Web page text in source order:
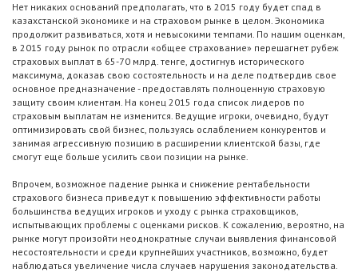
Нет никаких оснований предполагать, что в 2015 году будет спад в
казахстанской экономике и на страховом рынке в целом. Экономика
продолжит развиваться, хотя и невысокими темпами. По нашим оценкам,
в 2015 году рынок по отрасли «общее страхование» перешагнет рубеж
страховых выплат в 65-70 млрд. тенге, достигнув исторического
максимума, доказав свою состоятельность и на деле подтвердив свое
основное предназначение - предоставлять полноценную страховую
защиту своим клиентам. На конец 2015 года список лидеров по
страховым выплатам не изменится. Ведущие игроки, очевидно, будут
оптимизировать свой бизнес, пользуясь ослаблением конкурентов и
занимая агрессивную позицию в расширении клиентской базы, где
смогут еще больше усилить свои позиции на рынке.
Впрочем, возможное падение рынка и снижение рентабельности
страхового бизнеса приведут к повышению эффективности работы
большинства ведущих игроков и уходу с рынка страховщиков,
испытывающих проблемы с оценками рисков. К сожалению, вероятно, на
рынке могут произойти неоднократные случаи выявления финансовой
несостоятельности и среди крупнейших участников, возможно, будет
наблюдаться увеличение числа случаев нарушения законодательства.